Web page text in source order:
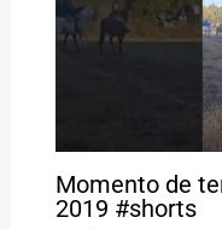
Momento de
2019 #shorts